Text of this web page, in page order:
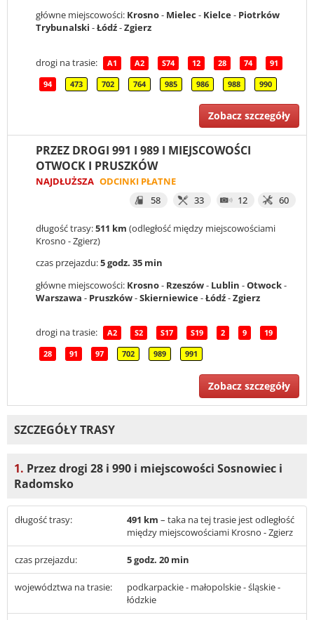
główne miejscowości: Krosno- Mielec - Kielce- Piotrków
Trybunalski -Łódź-Zgierz
drogi na trasie: A1 A2 S74 12 28 74 91
94 473 702 764 985 986 988 990
Zobacz szczegóły
PRZEZ DROGI 991 I 989 I MIEJSCOWOŚCI
OTWOCK I PRUSZKÓW
NAJDŁUŻSZA ODCINKI PŁATNE
58
33 12 60
długość trasy:511 km (odległość między miejscowościami
Krosno - Zgierz)
czas przejazdu:5 godz. 35 min
główne miejscowości: Krosno- Rzeszów- Lublin -Otwock-
Warszawa - Pruszków-Skierniewice-Łódź-Zgierz
drogi na trasie: A2 S2 S17 S19 2 9 19
28 91 97 702 989 991
Zobacz szczegóły
SZCZEGÓŁY TRASY
1. Przez drogi 28 i 990 i miejscowości Sosnowiec i
Radomsko
długość trasy: 491 km – taka na tej trasie jest odległość
między miejscowościami Krosno - Zgierz
czas przejazdu: 5 godz. 20 min
województwa na trasie:
podkarpackie - małopolskie - śląskie -
łódzkie